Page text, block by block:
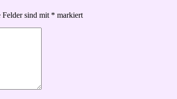
sind mit * markiert